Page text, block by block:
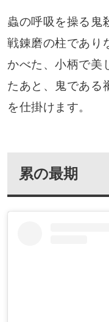
蟲の呼吸を操る鬼
戦錬磨の柱であり
かべた、小柄で美
たあと、鬼である
を仕掛けます。
累の最期